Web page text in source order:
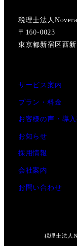
税理士法人
〒160-0023
東京都新宿区西
サービス案内
プラン・料金
お客様の声・導入
お知らせ
採用情報
会社案内
お問い合わせ
税理士法人